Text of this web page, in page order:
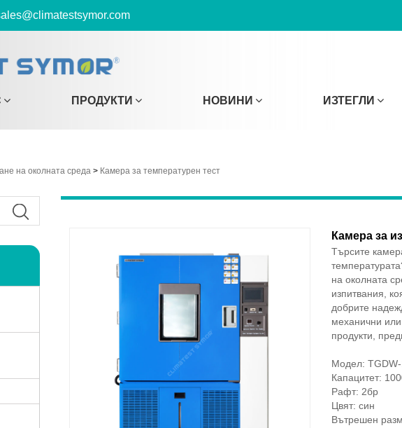
ПРОДУКТИ НОВИНИ ИЗТЕГЛИ
на околната среда > Камера за температурен тест
Камера за
Търсите
на околната
изпитвания,
добрите
механични
продукти,
Модел:
Капацитет:
Рафт: 2бр
Цвят: син
Вътрешен